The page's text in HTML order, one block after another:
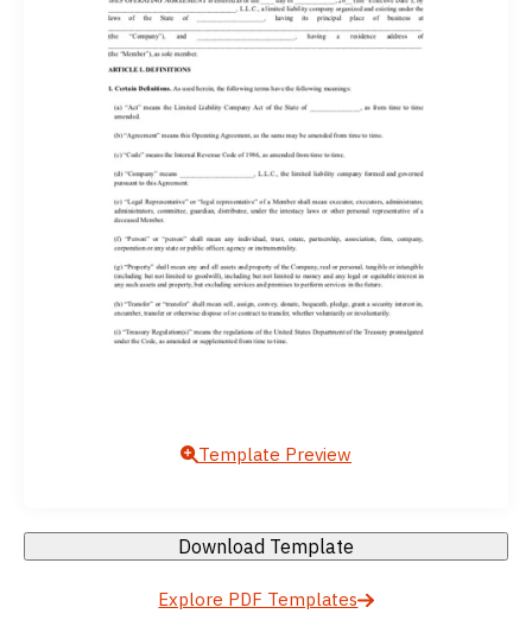
Template Preview
Download Template
Explore PDF Templates